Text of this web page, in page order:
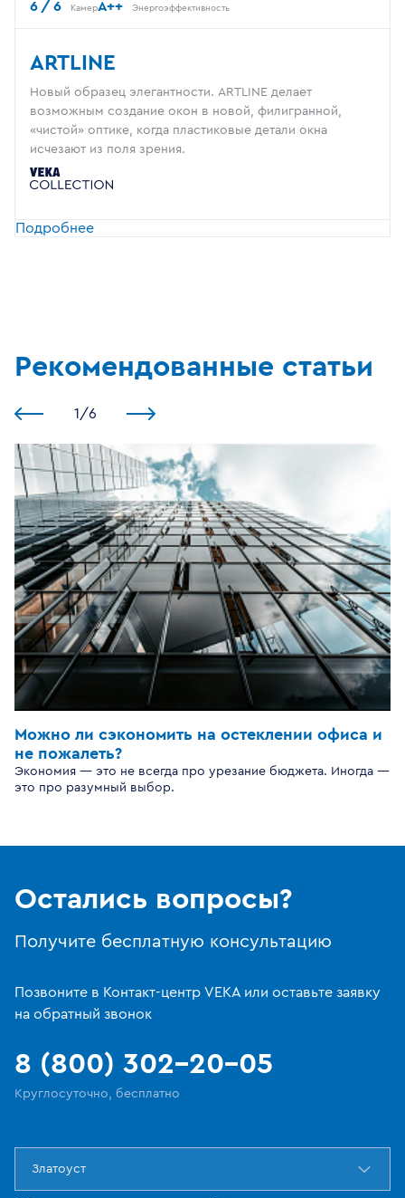
6 / 6 КамерA++ Энергоэффективность
ARTLINE
Новый образец элегантности. ARTLINE делает
возможным создание окон в новой, филигранной,
«чистой» оптике, когда пластиковые детали окна
исчезают из поля зрения.
Подробнее
Рекомендованные статьи
1 /6
Можно ли сэкономить на остеклении офиса и
не пожалеть?
Экономия — это не всегда про урезание бюджета. Иногда —
это про разумный выбор.
Остались вопросы?
Получите бесплатную консультацию
Позвоните в Контакт-центр VEKA или оставьте заявку
на обратный звонок
8 (800) 302-20-05
Круглосуточно, бесплатно
Златоуст